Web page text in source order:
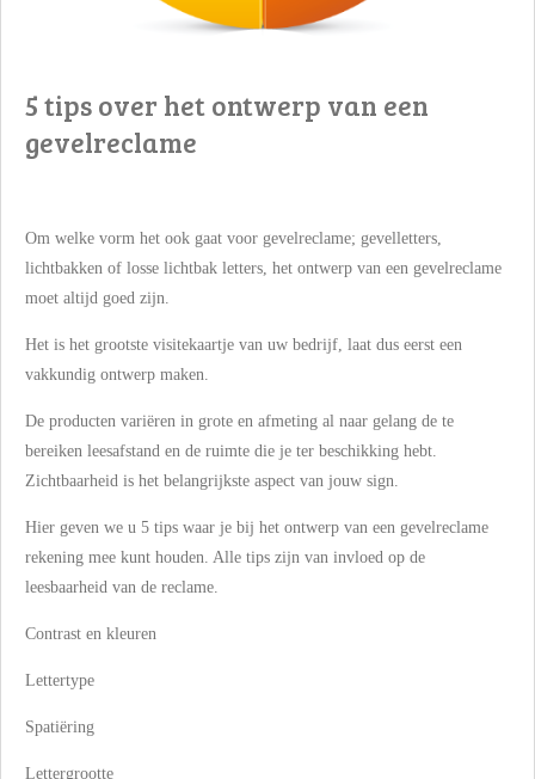
5 tips over het ontwerp van een
gevelreclame
Om welke vorm het ook gaat voor gevelreclame; gevelletters,
lichtbakken of losse lichtbak letters, het ontwerp van een gevelreclame
moet altijd goed zijn.
Het is het grootste visitekaartje van uw bedrijf, laat dus eerst een
vakkundig ontwerp maken.
De producten variëren in grote en afmeting al naar gelang de te
bereiken leesafstand en de ruimte die je ter beschikking hebt.
Zichtbaarheid is het belangrijkste aspect van jouw sign.
Hier geven we u 5 tips waar je bij het ontwerp van een gevelreclame
rekening mee kunt houden. Alle tips zijn van invloed op de
leesbaarheid van de reclame.
Contrast en kleuren
Lettertype
Spatiëring
Lettergrootte